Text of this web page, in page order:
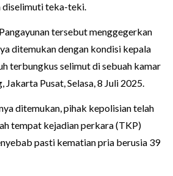
diselimuti teka-teki.
Pangayunan tersebut menggegerkan
ditemukan dengan kondisi kepala
terbungkus selimut di sebuah kamar
Jakarta Pusat, Selasa, 8 Juli 2025.
ditemukan, pihak kepolisian telah
tempat kejadian perkara (TKP)
pasti kematian pria berusia 39